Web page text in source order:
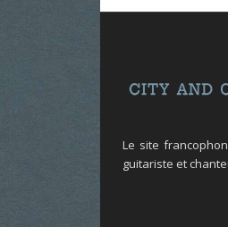
Le site
guitariste et